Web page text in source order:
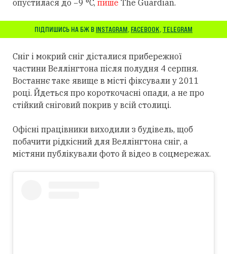
опустилася до −9 °C, пише The Guardian.
ПІДПИШИСЬ НА БЖ В INSTAGRAM, FACEBOOK, TELEGRAM
Сніг і мокрий сніг дісталися прибережної
частини Веллінгтона після полудня 4 серпня.
Востаннє таке явище в місті фіксували у 2011
році. Йдеться про короткочасні опади, а не про
стійкий сніговий покрив у всій столиці.
Офісні працівники виходили з будівель, щоб
побачити рідкісний для Веллінгтона сніг, а
містяни публікували фото й відео в соцмережах.